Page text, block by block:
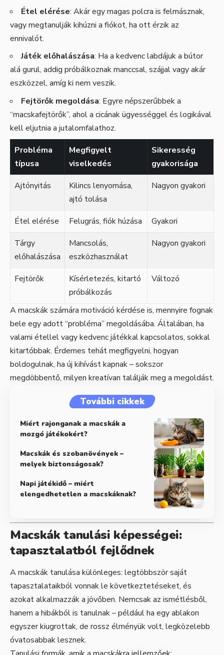
Étel elérése: Akár egy magas polcra is felmásznak,
vagy megtanulják kihúzni a fiókot, ha ott érzik az
ennivalót.
Játék előhalászása: Ha a kedvenc labdájuk a bútor
alá gurul, addig próbálkoznak manccsal, szájjal vagy akár
eszközzel, amíg ki nem veszik.
Fejtörők megoldása: Egyre népszerűbbek a
“macskafejtörők”, ahol a cicának ügyességgel és logikával
kell eljutnia a jutalomfalathoz.
Probléma
típusa
Megfigyelt
viselkedés
Sikeresség
gyakorisága
Ajtónyitás
Kilincs lenyomása,
ajtó tolása
Nagyon gyakori
Étel elérése Felugrás, fiók húzása
Gyakori
Tárgy
előhalászása
Mancsolás,
eszközhasználat
Nagyon gyakori
Fejtörők
Kísérletezés, kitartó
próbálkozás
Változó
A macskák számára motiváció kérdése is, mennyire fognak
bele egy adott “probléma” megoldásába. Általában, ha
valami étellel vagy kedvenc játékkal kapcsolatos, sokkal
kitartóbbak. Érdemes tehát megfigyelni, hogyan
boldogulnak, ha új kihívást kapnak – sokszor
megdöbbentő, milyen kreatívan találják meg a megoldást.
További cikkek
Miért rajonganak a macskák a
mozgó játékokért?
Macskák és szobanövények –
melyek biztonságosak?
Napi játékidő – miért
elengedhetetlen a macskáknak?
Macskák tanulási képességei:
tapasztalatból fejlődnek
A macskák tanulása különleges: legtöbbször saját
tapasztalataikból vonnak le következtetéseket, és
azokat alkalmazzák a jövőben. Nemcsak az ismétlésből,
hanem a hibákból is tanulnak – például ha egy ablakon
egyszer kiugrottak, de rossz élményük volt, legközelebb
óvatosabbak lesznek.